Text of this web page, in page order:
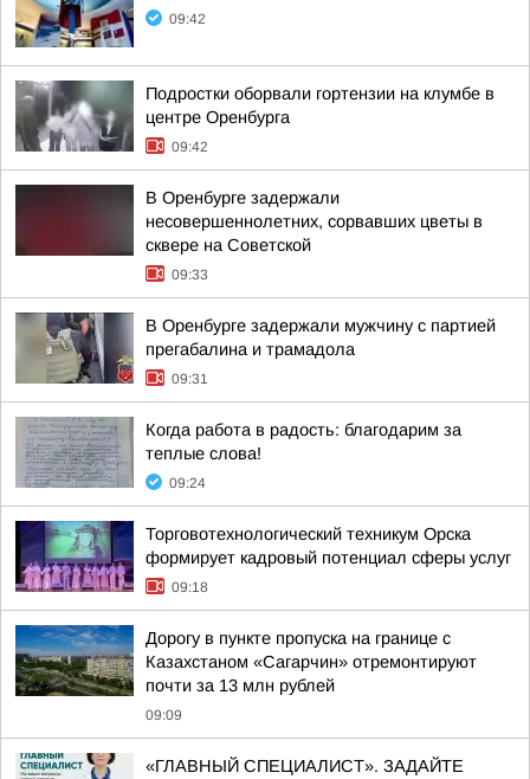
09:42
Подростки оборвали гортензии на клумбе в
центре Оренбурга
09:42
В Оренбурге задержали
несовершеннолетних, сорвавших цветы в
сквере на Советской
09:33
В Оренбурге задержали мужчину с партией
прегабалина и трамадола
09:31
Когда работа в радость: благодарим за
теплые слова!
09:24
Торговотехнологический техникум Орска
формирует кадровый потенциал сферы услуг
09:18
Дорогу в пункте пропуска на границе с
Казахстаном «Сагарчин» отремонтируют
почти за 13 млн рублей
09:09
«ГЛАВНЫЙ СПЕЦИАЛИСТ». ЗАДАЙТЕ